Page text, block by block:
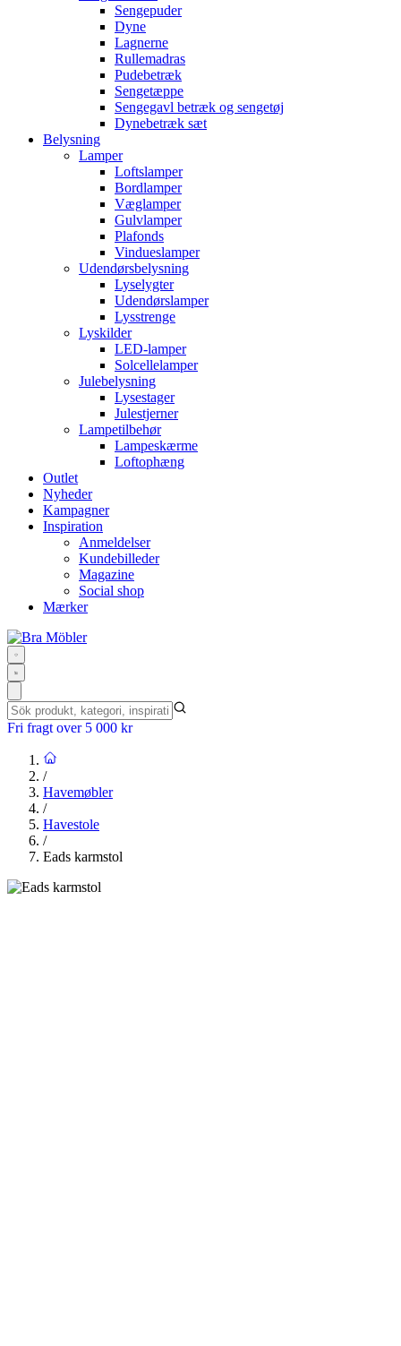
Sengepuder
Dyne
Lagnerne
Rullemadras
Pudebetræk
Sengetæppe
Sengegavl betræk og sengetøj
Dynebetræk sæt
Belysning
Lamper
Loftslamper
Bordlamper
Væglamper
Gulvlamper
Plafonds
Vindueslamper
Udendørsbelysning
Lyselygter
Udendørslamper
Lysstrenge
Lyskilder
LED-lamper
Solcellelamper
Julebelysning
Lysestager
Julestjerner
Lampetilbehør
Lampeskærme
Loftophæng
Outlet
Nyheder
Kampagner
Inspiration
Anmeldelser
Kundebilleder
Magazine
Social shop
Mærker
Fri fragt over 5 000 kr
/
Havemøbler
/
Havestole
/
Eads karmstol